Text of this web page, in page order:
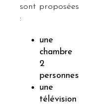
sont proposées
:
une
chambre
2
personnes
une
télévision